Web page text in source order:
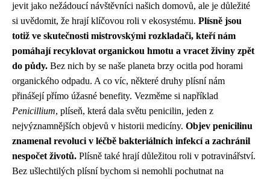
jevit jako nežádoucí návštěvníci našich domovů, ale je důležité
si uvědomit, že hrají klíčovou roli v ekosystému. Plísně jsou
totiž ve skutečnosti mistrovskými rozkladači, kteří nám
pomáhají recyklovat organickou hmotu a vracet živiny zpět
do půdy. Bez nich by se naše planeta brzy ocitla pod horami
organického odpadu. A co víc, některé druhy plísní nám
přinášejí přímo úžasné benefity. Vezměme si například
Penicillium, plíseň, která dala světu penicilin, jeden z
nejvýznamnějších objevů v historii medicíny. Objev penicilinu
znamenal revoluci v léčbě bakteriálních infekcí a zachránil
nespočet životů. Plísně také hrají důležitou roli v potravinářství.
Bez ušlechtilých plísní bychom si nemohli pochutnat na